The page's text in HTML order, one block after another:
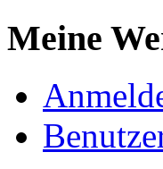
Meine